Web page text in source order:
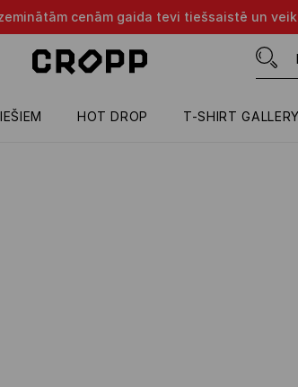
cenām gaida tevi tiešsaistē un
HOT DROP T-SHIRT GALLERY